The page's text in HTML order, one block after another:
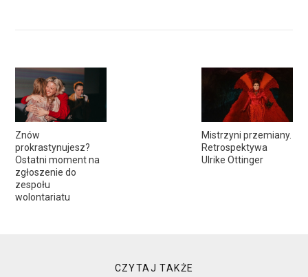
Znów
prokrastynujesz?
Ostatni moment na
zgłoszenie do
zespołu
wolontariatu
Mistrzyni przemiany.
Retrospektywa
Ulrike Ottinger
CZYTAJ TAKŻE